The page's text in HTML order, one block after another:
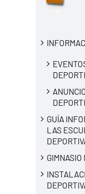
GUÍA
LAS
GIMNASIO